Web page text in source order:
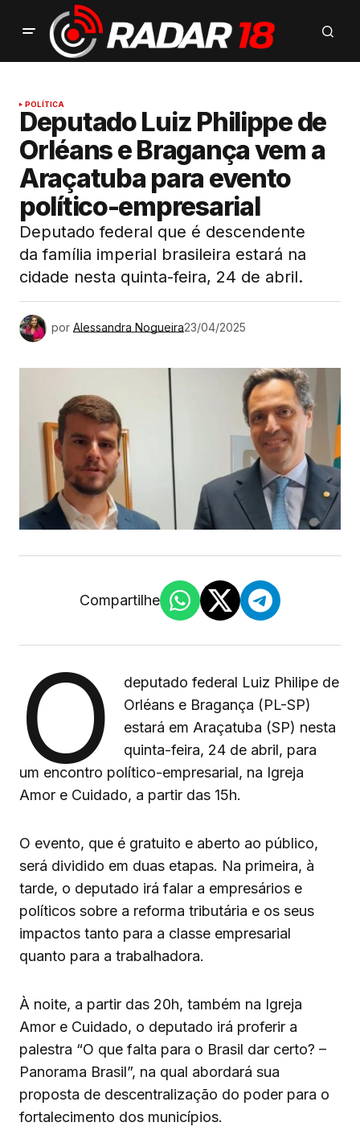
POLÍTICA
Deputado Luiz Philippe de
Orléans e Bragança vem a
Araçatuba para evento
político-empresarial
Deputado federal que é descendente
da família imperial brasileira estará na
cidade nesta quinta-feira, 24 de abril.
por Alessandra Nogueira23/04/2025
Compartilhe
O
deputado federal Luiz Philipe de
Orléans e Bragança (PL-SP)
estará em Araçatuba (SP) nesta
quinta-feira, 24 de abril, para
um encontro político-empresarial, na Igreja
Amor e Cuidado, a partir das 15h.
O evento, que é gratuito e aberto ao público,
será dividido em duas etapas. Na primeira, à
tarde, o deputado irá falar a empresários e
políticos sobre a reforma tributária e os seus
impactos tanto para a classe empresarial
quanto para a trabalhadora.
À noite, a partir das 20h, também na Igreja
Amor e Cuidado, o deputado irá proferir a
palestra “O que falta para o Brasil dar certo? –
Panorama Brasil”, na qual abordará sua
proposta de descentralização do poder para o
fortalecimento dos municípios.